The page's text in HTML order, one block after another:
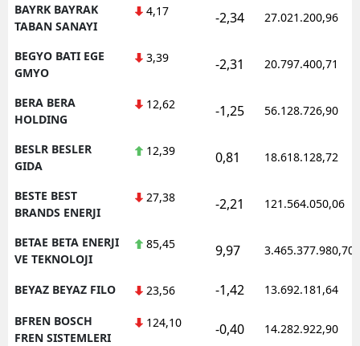
BAYRK BAYRAK
TABAN SANAYI
4,17 -2,34 27.021.200,96
BEGYO BATI EGE
GMYO
3,39 -2,31 20.797.400,71
BERA BERA
HOLDING
12,62 -1,25 56.128.726,90
BESLR BESLER
GIDA
12,39 0,81 18.618.128,72
BESTE BEST
BRANDS ENERJI
27,38 -2,21 121.564.050,06
BETAE BETA ENERJI
VE TEKNOLOJI
85,45 9,97 3.465.377.980,70
BEYAZ BEYAZ FILO 23,56 -1,42 13.692.181,64
BFREN BOSCH
FREN SISTEMLERI
124,10 -0,40 14.282.922,90